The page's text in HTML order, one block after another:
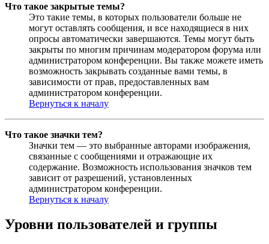
Что такое закрытые темы?
Это такие темы, в которых пользователи больше не
могут оставлять сообщения, и все находящиеся в них
опросы автоматически завершаются. Темы могут быть
закрыты по многим причинам модератором форума или
администратором конференции. Вы также можете иметь
возможность закрывать созданные вами темы, в
зависимости от прав, предоставленных вам
администратором конференции.
Вернуться к началу
Что такое значки тем?
Значки тем — это выбранные авторами изображения,
связанные с сообщениями и отражающие их
содержание. Возможность использования значков тем
зависит от разрешений, установленных
администратором конференции.
Вернуться к началу
Уровни пользователей и группы